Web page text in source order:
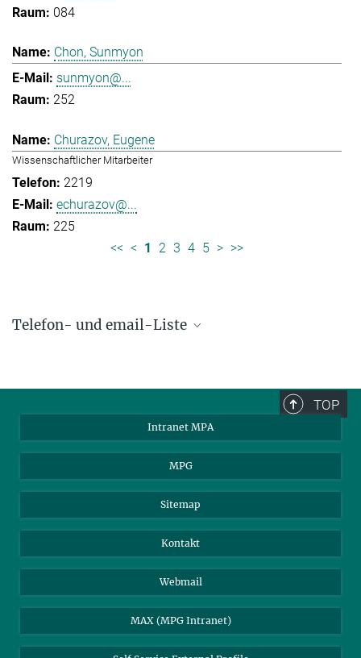
084
Chon, Sunmyon
sunmyon@...
252
Churazov, Eugene
Wissenschaftlicher Mitarbeiter
2219
echurazov@...
225
<< < 1 2 3 4 5 > >>
Telefon- und email-Liste
85748 Garching, Germany
TOP
Intranet MPA
MPG
Sitemap
Kontakt
Webmail
MAX (MPG Intranet)